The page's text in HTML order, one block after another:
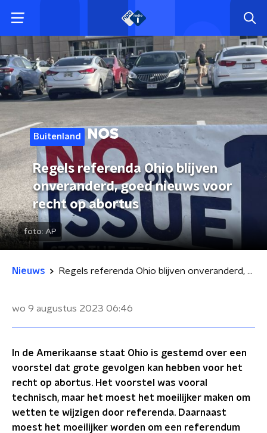
Buitenland
Regels referenda Ohio blijven
onveranderd, goed nieuws voor
recht op abortus
foto: AP
Nieuws Regels referenda Ohio blijven onveranderd, goed nieuws voor recht op abortus
wo 9 augustus 2023 06:46
In de Amerikaanse staat Ohio is gestemd over een
voorstel dat grote gevolgen kan hebben voor het
recht op abortus. Het voorstel was vooral
technisch, maar het moest het moeilijker maken om
wetten te wijzigen door referenda. Daarnaast
moest het moeilijker worden om een referendum